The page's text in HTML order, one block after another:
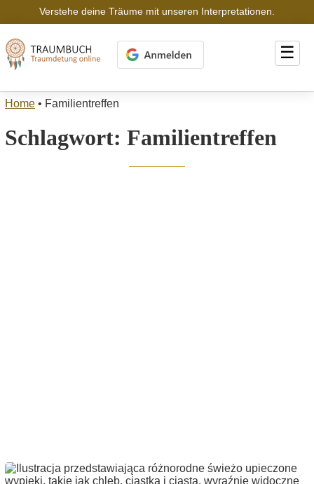
Verstehe deine Träume mit unseren Interpretationen.
☰
Home • Familientreffen
Schlagwort: Familientreffen